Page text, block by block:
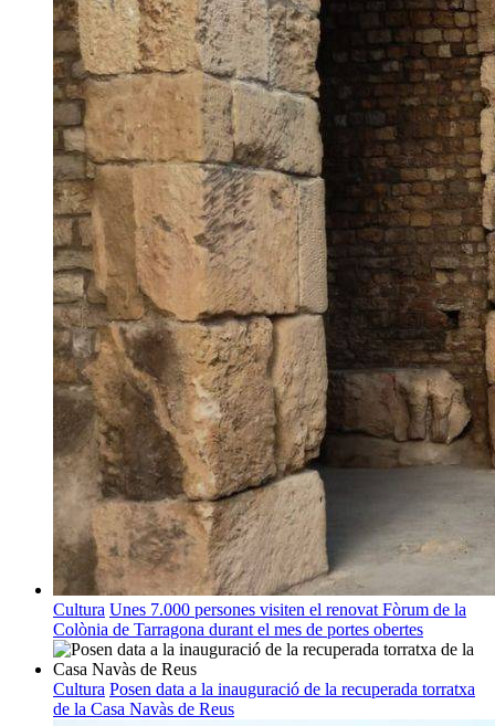
Cultura Unes 7.000 persones visiten el renovat Fòrum de la
Colònia de Tarragona durant el mes de portes obertes
Cultura Posen data a la inauguració de la recuperada torratxa
de la Casa Navàs de Reus